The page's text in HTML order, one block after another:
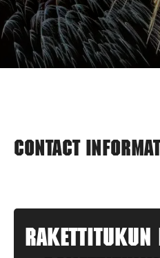
Contact
Rakettitukun